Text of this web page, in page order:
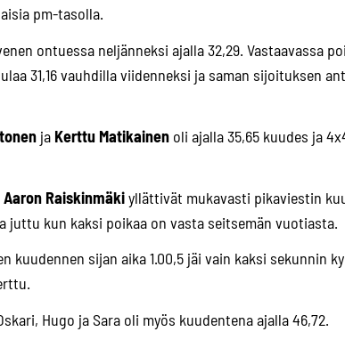
pm-tasolla.
ontuessa neljänneksi ajalla 32,29. Vastaavassa
31,16 vauhdilla viidenneksi ja saman sijoituksen
ja Kerttu Matikainenoli ajalla 35,65 kuudes ja
Aaron Raiskinmäkiyllättivät mukavasti pikaviestin
juttu kun kaksi poikaa on vasta seitsemän vuotiasta.
sijan aika 1.00,5 jäi vain kaksi sekunnin
Hugo ja Sara oli myös kuudentena ajalla 46,72.